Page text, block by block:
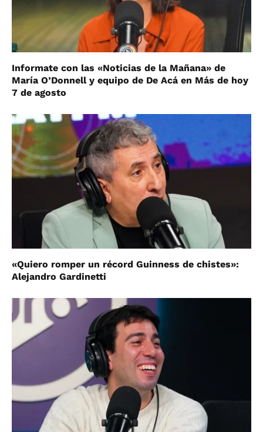
Informate con las «Noticias de la Mañana» de
María O’Donnell y equipo de De Acá en Más de hoy
7 de agosto
«Quiero romper un récord Guinness de chistes»:
Alejandro Gardinetti